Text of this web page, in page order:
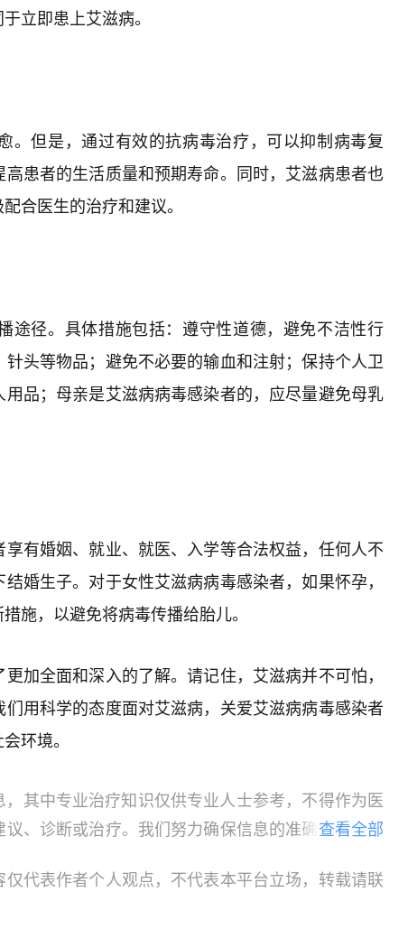
立即患上艾滋病。
。但是，通过有效的抗病毒治疗，可以抑制病毒复
患者的生活质量和预期寿命。同时，艾滋病患者也
合医生的治疗和建议。
途径。具体措施包括：遵守性道德，避免不洁性行
头等物品；避免不必要的输血和注射；保持个人卫
品；母亲是艾滋病病毒感染者的，应尽量避免母乳
有婚姻、就业、就医、入学等合法权益，任何人不
婚生子。对于女性艾滋病病毒感染者，如果怀孕，
施，以避免将病毒传播给胎儿。
加全面和深入的了解。请记住，艾滋病并不可怕，
用科学的态度面对艾滋病，关爱艾滋病病毒感染者
环境。
其中专业治疗知识仅供专业人士参考，不得作为医
、诊断或治疗。我们努力确保信息的准确性，但本
依据本文内容采取的任何行动，本文作者、出版方
体不适或需要咨询专业医疗问题，请前往专业医疗
查看全部
代表作者个人观点，不代表本平台立场，转载请联